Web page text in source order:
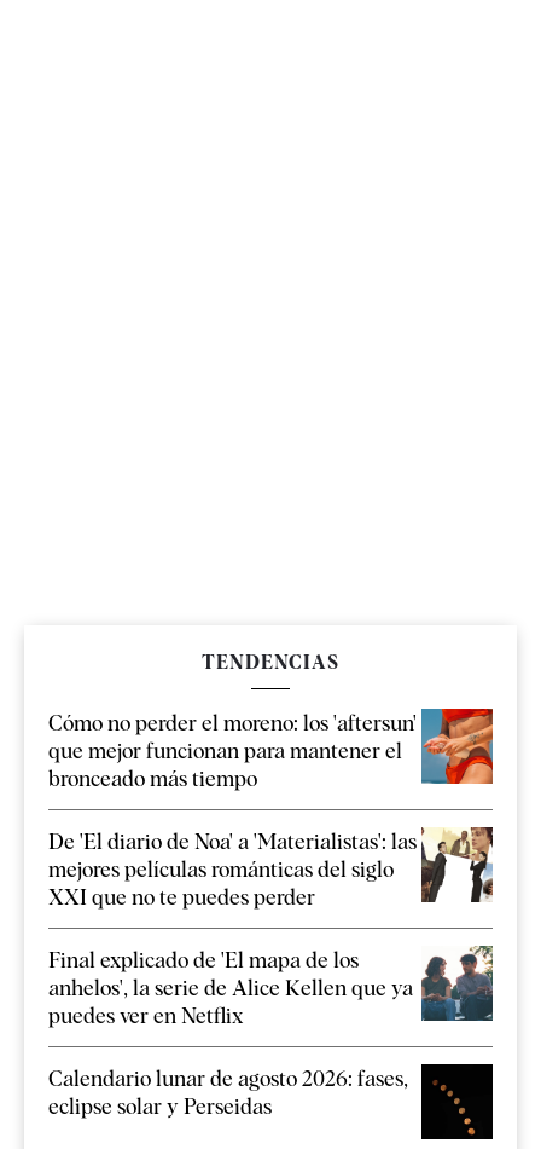
TENDENCIAS
Cómo no perder el moreno: los 'aftersun'
que mejor funcionan para mantener el
bronceado más tiempo
De 'El diario de Noa' a 'Materialistas': las
mejores películas románticas del siglo
XXI que no te puedes perder
Final explicado de 'El mapa de los
anhelos', la serie de Alice Kellen que ya
puedes ver en Netflix
Calendario lunar de agosto 2026: fases,
eclipse solar y Perseidas